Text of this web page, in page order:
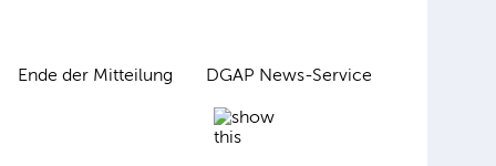
Ende der Mitteilung DGAP News-Service